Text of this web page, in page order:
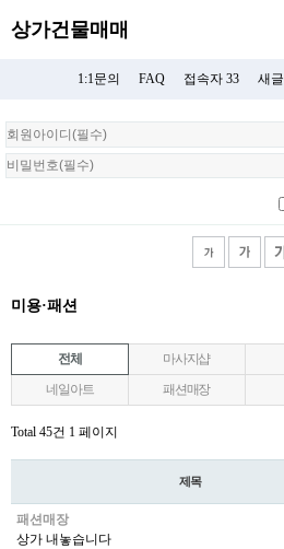
상가건물매매
1:1문의 FAQ 접속자 33 새글
회
원
로
미용·패션
전체 마사지샵
네일아트
패션매장
Total 45건 1 페이지
제목
패션매장
상가 내놓습니다